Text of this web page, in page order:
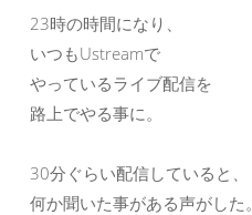
23時の時間になり、
いつもUstreamで
やっているライブ配信を
路上でやる事に。
30分ぐらい配信していると、
何か聞いた事がある声がした。